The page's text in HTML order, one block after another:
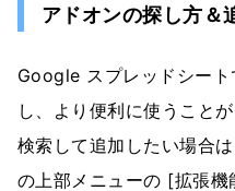
アドオンの探し方＆
Google スプレッドシー
し、より便利に使うこと
検索して追加したい場合
の上部メニューの [拡張